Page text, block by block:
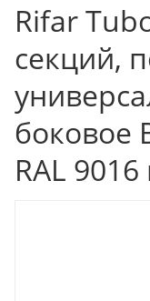
Rifar
секций,
боковое
RAL